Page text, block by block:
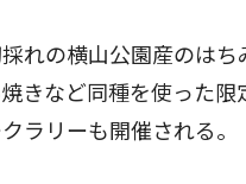
れの横山公園産のはち
きなど同種を使った
ラリーも開催される。